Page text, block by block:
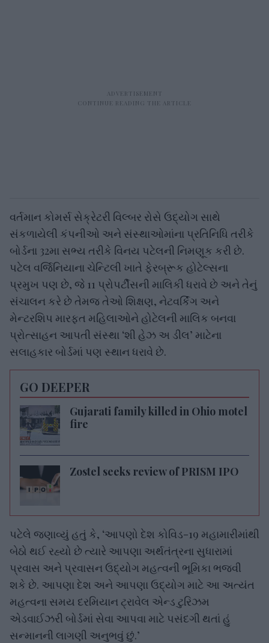
વર્તમાન કોમર્સ સેક્રેટરી વિલ્બર રોસે ઉદ્યોગ સાથે
સંકળાયેલી કંપનીઓ અને સંસ્થાઓમાંના પ્રતિનિધિ તરીકે
બોર્ડના 32મા સભ્ય તરીકે વિનય પટેલની નિમણૂક કરી છે.
પટેલ વર્જિનિયાના ચેન્ટિલી ખાતે ફેરબ્રૂક હોટેલ્સના
પ્રમુખ પણ છે, જે 11 પ્રોપર્ટીસની માલિકી ધરાવે છે અને તેનું
સંચાલન કરે છે તેમજ તેઓ શિક્ષણ, નેટવર્કિંગ અને
મેન્ટરશિપ મારફત મહિલાઓને હોટેલની માલિક બનવા
પ્રોત્સાહન આપતી સંસ્થા ‘શી હેઝ અ ડીલ’ માટેના
સલાહકાર બોર્ડમાં પણ સ્થાન ધરાવે છે.
GO DEEPER
Gujarati family killed in Ohio motel
fire
Zostel seeks review of PRISM IPO
પટેલે જણાવ્યું હતું કે, ‘આપણો દેશ કોવિડ-19 મહામારીમાંથી
બેઠો થઈ રહ્યો છે ત્યારે આપણા અર્થતંત્રના સુધારામાં
પ્રવાસ અને પ્રવાસન ઉદ્યોગ મહત્વની ભૂમિકા ભજવી
શકે છે. આપણા દેશ અને આપણા ઉદ્યોગ માટે આ અત્યંત
મહત્વના સમય દરમિયાન ટ્રાવેલ એન્ડ ટુરિઝમ
એડવાઈઝરી બોર્ડમાં સેવા આપવા માટે પસંદગી થતાં હું
સન્માનની લાગણી અનુભવું છું.’